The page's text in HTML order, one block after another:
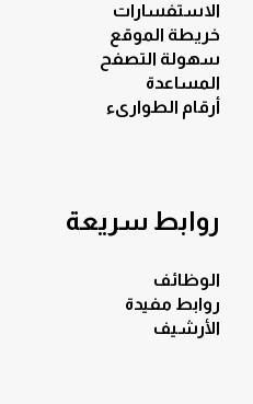
الاستفسارات
خريطة الموقع
سهولة التصفح
المساعدة
أرقام الطوارىء
روابط سريعة
الوظائف
روابط مفيدة
الأرشيف